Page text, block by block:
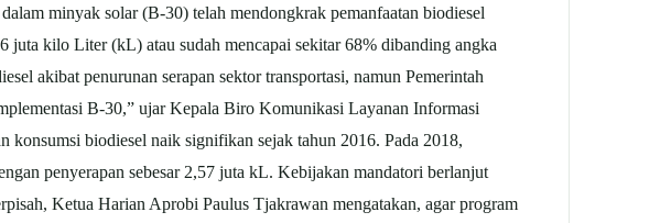
minyak solar (B-30) telah mendongkrak pemanfaatan biodiesel
juta kilo Liter (kL) atau sudah mencapai sekitar 68% dibanding angka
akibat penurunan serapan sektor transportasi, namun Pemerintah
B-30,” ujar Kepala Biro Komunikasi Layanan Informasi
biodiesel naik signifikan sejak tahun 2016. Pada 2018,
penyerapan sebesar 2,57 juta kL. Kebijakan mandatori berlanjut
Ketua Harian Aprobi Paulus Tjakrawan mengatakan, agar program